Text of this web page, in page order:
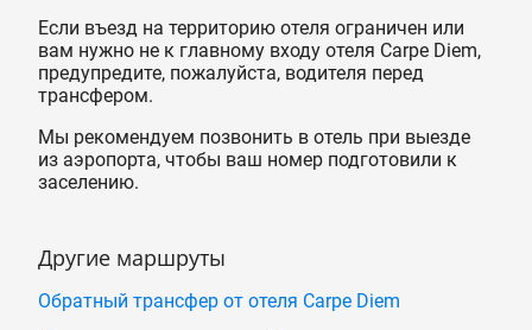
Если въезд на территорию отеля ограничен или
вам нужно не к главному входу отеля Carpe Diem,
предупредите, пожалуйста, водителя перед
трансфером.
Мы рекомендуем позвонить в отель при выезде
из аэропорта, чтобы ваш номер подготовили к
заселению.
Другие маршруты
Обратный трансфер от отеля Carpe Diem